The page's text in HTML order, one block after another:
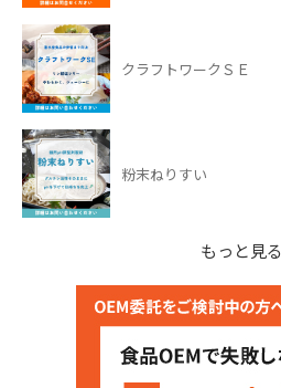
クラフトワークＳＥ
粉末ねりすい
もっと見る